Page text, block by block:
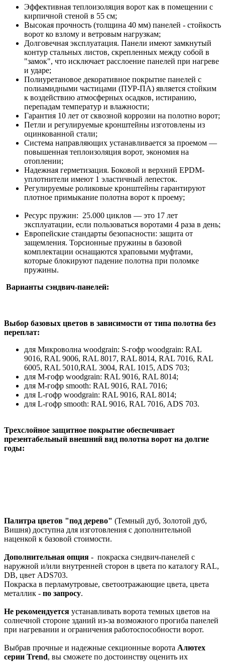
Эффективная теплоизоляция ворот как в помещении с
кирпичной стеной в 55 см;
Высокая прочность (толщина 40 мм) панелей - стойкость
ворот ко взлому и ветровым нагрузкам;
Долговечная эксплуатация. Панели имеют замкнутый
контур стальных листов, скрепленных между собой в
"замок", что исключает расслоение панелей при нагреве
и ударе;
Полиуретановое декоративное покрытие панелей с
полиамидными частицами (ПУР-ПА) является стойким
к воздействию атмосферных осадков, истиранию,
перепадам температур и влажности;
Гарантия 10 лет от сквозной коррозии на полотно ворот;
Петли и регулируемые кронштейны изготовлены из
оцинкованной стали;
Система направляющих устанавливается за проемом —
повышенная теплоизоляция ворот, экономия на
отоплении;
Надежная герметизация. Боковой и верхний EPDM-
уплотнители имеют 1 эластичный лепесток.
Регулируемые роликовые кронштейны гарантируют
плотное примыкание полотна ворот к проему;
Ресурс пружин: 25.000 циклов — это 17 лет
эксплуатации, если пользоваться воротами 4 раза в день;
Европейские стандарты безопасности: защита от
защемления. Торсионные пружины в базовой
комплектации оснащаются храповыми муфтами,
которые блокируют падение полотна при поломке
пружины.
Варианты сэндвич-панелей:
Выбор базовых цветов в зависимости от типа полотна без
переплат:
для Микроволна woodgrain: S-гофр woodgrain: RAL
9016, RAL 9006, RAL 8017, RAL 8014, RAL 7016, RAL
6005, RAL 5010,RAL 3004, RAL 1015, ADS 703;
для М-гофр woodgrain: RAL 9016, RAL 8014;
для М-гофр smooth: RAL 9016, RAL 7016;
для L-гофр woodgrain: RAL 9016, RAL 8014;
для L-гофр smooth: RAL 9016, RAL 7016, ADS 703.
Трехслойное защитное покрытие обеспечивает
презентабельный внешний вид полотна ворот на долгие
годы:
Палитра цветов "под дерево" (Темный дуб, Золотой дуб,
Вишня) доступна для изготовления с дополнительной
наценкой к базовой стоимости.
Дополнительная опция - покраска сэндвич-панелей с
наружной и/или внутренней сторон в цвета по каталогу RAL,
DB, цвет ADS703.
Покраска в перламутровые, светоотражающие цвета, цвета
металлик - по запросу.
Не рекомендуется устанавливать ворота темных цветов на
солнечной стороне зданий из-за возможного прогиба панелей
при нагревании и ограничения работоспособности ворот.
Выбрав прочные и надежные секционные ворота Алютех
серии Trend, вы сможете по достоинству оценить их